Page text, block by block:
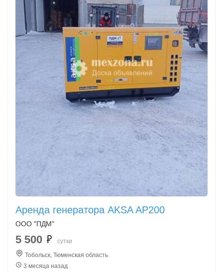
Аренда генератора AKSA AP200
ООО "ПДМ"
5 500
сутки
Тобольск, Тюменская область
3 месяца назад